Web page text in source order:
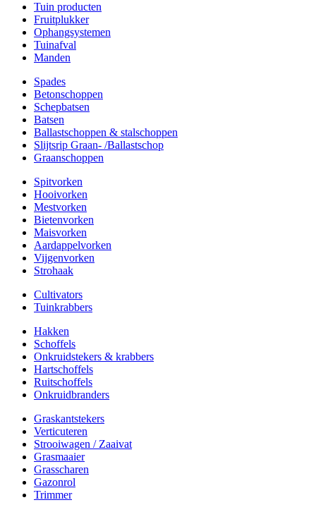
Tuin producten
Fruitplukker
Ophangsystemen
Tuinafval
Manden
Spades
Betonschoppen
Schepbatsen
Batsen
Ballastschoppen & stalschoppen
Slijtsrip Graan- /Ballastschop
Graanschoppen
Spitvorken
Hooivorken
Mestvorken
Bietenvorken
Maisvorken
Aardappelvorken
Vijgenvorken
Strohaak
Cultivators
Tuinkrabbers
Hakken
Schoffels
Onkruidstekers & krabbers
Hartschoffels
Ruitschoffels
Onkruidbranders
Graskantstekers
Verticuteren
Strooiwagen / Zaaivat
Grasmaaier
Grasscharen
Gazonrol
Trimmer